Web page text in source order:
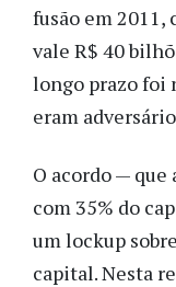
fusão em 2011,
vale R$ 40
longo prazo foi
eram
O acordo —
com 35% do
um lockup
capital. Nesta